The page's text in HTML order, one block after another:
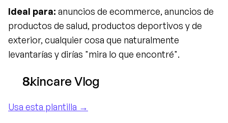
Ideal para: anuncios de ecommerce, anuncios de
productos de salud, productos deportivos y de
exterior, cualquier cosa que naturalmente
levantarías y dirías "mira lo que encontré".
Skincare Vlog
Usa esta plantilla →